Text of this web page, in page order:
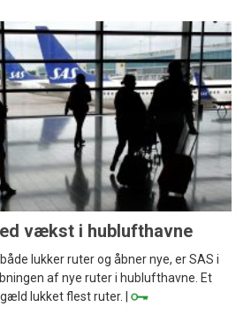
vækst i hublufthavne
lukker ruter og åbner nye, er SAS i
af nye ruter i hublufthavne. Et
lukket flest ruter. |